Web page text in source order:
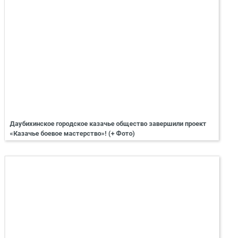
Даубихинское городское казачье общество завершили проект
«Казачье боевое мастерство»! (+ Фото)